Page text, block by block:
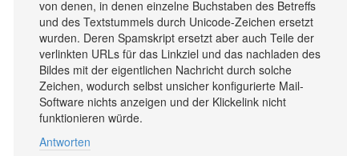
von denen, in denen einzelne Buchstaben des Betreffs
und des Textstummels durch Unicode-Zeichen ersetzt
wurden. Deren Spamskript ersetzt aber auch Teile der
verlinkten URLs für das Linkziel und das nachladen des
Bildes mit der eigentlichen Nachricht durch solche
Zeichen, wodurch selbst unsicher konfigurierte Mail-
Software nichts anzeigen und der Klickelink nicht
funktionieren würde.
Antworten